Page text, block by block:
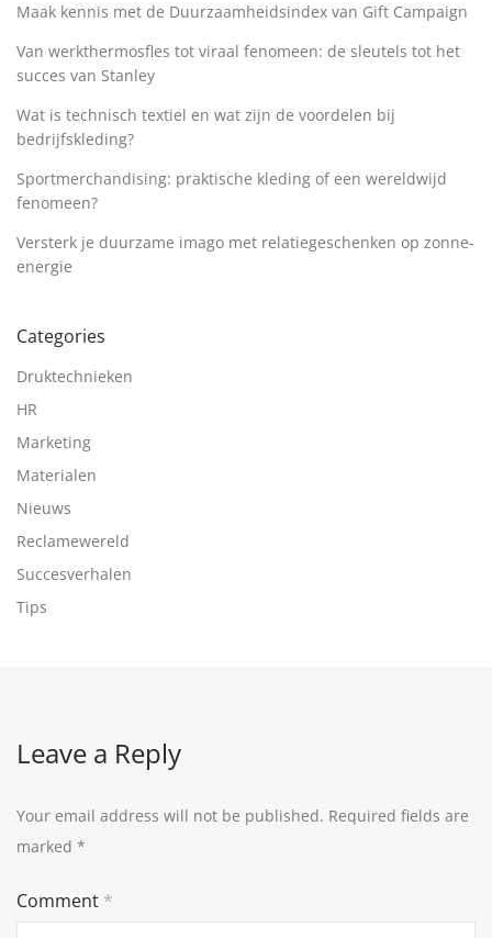
Maak kennis met de Duurzaamheidsindex van Gift Campaign
Van werkthermosfles tot viraal fenomeen: de sleutels tot het
succes van Stanley
Wat is technisch textiel en wat zijn de voordelen bij
bedrijfskleding?
Sportmerchandising: praktische kleding of een wereldwijd
fenomeen?
Versterk je duurzame imago met relatiegeschenken op zonne-
energie
Categories
Druktechnieken
HR
Marketing
Materialen
Nieuws
Reclamewereld
Succesverhalen
Tips
Leave a Reply
Your email address will not be published. Required fields are
marked *
Comment *